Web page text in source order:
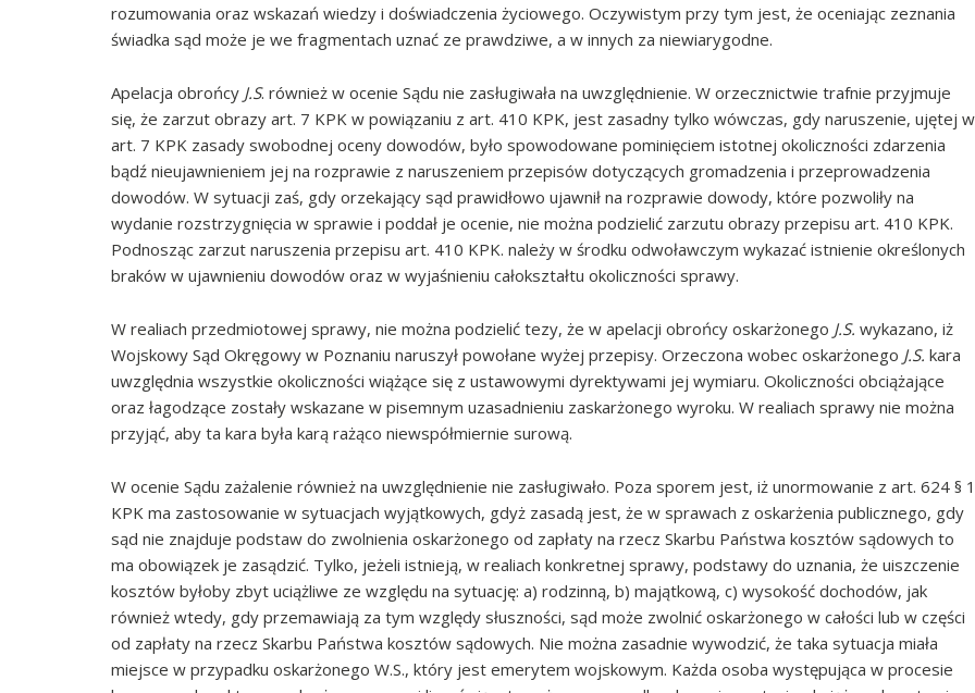
rozumowania oraz wskazań wiedzy i doświadczenia życiowego. Oczywistym przy tym jest, że oceniając zeznania
świadka sąd może je we fragmentach uznać ze prawdziwe, a w innych za niewiarygodne.
Apelacja obrońcy J.S. również w ocenie Sądu nie zasługiwała na uwzględnienie. W orzecznictwie trafnie przyjmuje
się, że zarzut obrazy art. 7 KPK w powiązaniu z art. 410 KPK, jest zasadny tylko wówczas, gdy naruszenie, ujętej w
art. 7 KPK zasady swobodnej oceny dowodów, było spowodowane pominięciem istotnej okoliczności zdarzenia
bądź nieujawnieniem jej na rozprawie z naruszeniem przepisów dotyczących gromadzenia i przeprowadzenia
dowodów. W sytuacji zaś, gdy orzekający sąd prawidłowo ujawnił na rozprawie dowody, które pozwoliły na
wydanie rozstrzygnięcia w sprawie i poddał je ocenie, nie można podzielić zarzutu obrazy przepisu art. 410 KPK.
Podnosząc zarzut naruszenia przepisu art. 410 KPK. należy w środku odwoławczym wykazać istnienie określonych
braków w ujawnieniu dowodów oraz w wyjaśnieniu całokształtu okoliczności sprawy.
W realiach przedmiotowej sprawy, nie można podzielić tezy, że w apelacji obrońcy oskarżonego J.S. wykazano, iż
Wojskowy Sąd Okręgowy w Poznaniu naruszył powołane wyżej przepisy. Orzeczona wobec oskarżonego J.S. kara
uwzględnia wszystkie okoliczności wiążące się z ustawowymi dyrektywami jej wymiaru. Okoliczności obciążające
oraz łagodzące zostały wskazane w pisemnym uzasadnieniu zaskarżonego wyroku. W realiach sprawy nie można
przyjąć, aby ta kara była karą rażąco niewspółmiernie surową.
W ocenie Sądu zażalenie również na uwzględnienie nie zasługiwało. Poza sporem jest, iż unormowanie z art. 624 § 1
KPK ma zastosowanie w sytuacjach wyjątkowych, gdyż zasadą jest, że w sprawach z oskarżenia publicznego, gdy
sąd nie znajduje podstaw do zwolnienia oskarżonego od zapłaty na rzecz Skarbu Państwa kosztów sądowych to
ma obowiązek je zasądzić. Tylko, jeżeli istnieją, w realiach konkretnej sprawy, podstawy do uznania, że uiszczenie
kosztów byłoby zbyt uciążliwe ze względu na sytuację: a) rodzinną, b) majątkową, c) wysokość dochodów, jak
również wtedy, gdy przemawiają za tym względy słuszności, sąd może zwolnić oskarżonego w całości lub w części
od zapłaty na rzecz Skarbu Państwa kosztów sądowych. Nie można zasadnie wywodzić, że taka sytuacja miała
miejsce w przypadku oskarżonego W.S., który jest emerytem wojskowym. Każda osoba występująca w procesie